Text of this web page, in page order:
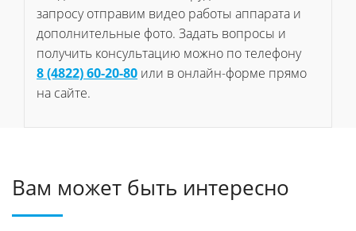
запросу отправим видео работы аппарата и
дополнительные фото. Задать вопросы и
получить консультацию можно по телефону
8 (4822) 60-20-80 или в онлайн-форме прямо
на сайте.
Вам может быть интересно